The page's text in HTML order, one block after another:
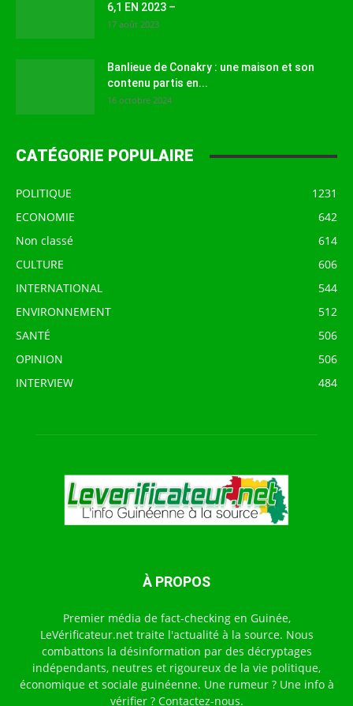
6,1 EN 2023 –
17 août 2023
Banlieue de Conakry : une maison et son
contenu partis en...
16 octobre 2024
CATÉGORIE POPULAIRE
POLITIQUE
1231
ECONOMIE
642
Non classé
614
CULTURE
606
INTERNATIONAL
544
ENVIRONNEMENT
512
SANTÉ
506
OPINION
506
INTERVIEW
484
À PROPOS
Premier média de fact-checking en Guinée,
LeVérificateur.net traite l'actualité à la source. Nous
combattons la désinformation par des décryptages
indépendants, neutres et rigoureux de la vie politique,
économique et sociale guinéenne. Une rumeur ? Une info à
vérifier ? Contactez-nous.